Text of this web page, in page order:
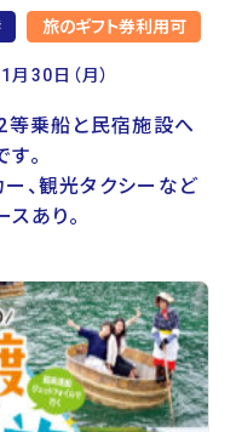
旅のギフト券利用可
30日（月）
2等乗船と民宿施設へ
。
、観光タクシーなど
あり。